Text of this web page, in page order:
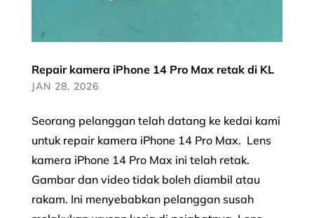
Repair kamera iPhone 14 Pro Max retak di KL
JAN 28, 2026
Seorang pelanggan telah datang ke kedai kami
untuk repair kamera iPhone 14 Pro Max. Lens
kamera iPhone 14 Pro Max ini telah retak.
Gambar dan video tidak boleh diambil atau
rakam. Ini menyebabkan pelanggan susah